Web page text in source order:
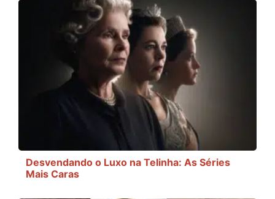
Desvendando o Luxo na Telinha: As Séries
Mais Caras